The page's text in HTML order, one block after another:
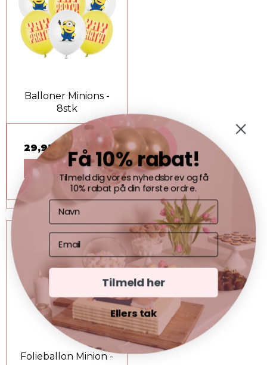
Balloner Minions -
8stk
29,95 DKK
VIS PRODUKT
Folieballon Minion -
Få 10% rabat!
Tilmeld dig vores nyhedsbrev og få
10% rabat på din første ordre.
Tilmeld her
Ellers tak